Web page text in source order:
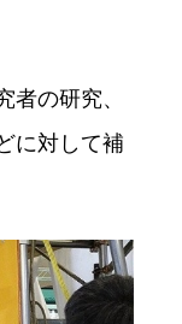
の研究、
に対して補